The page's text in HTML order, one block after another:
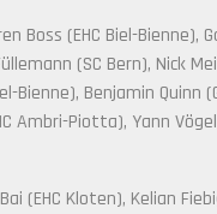
Boss (EHC Biel-Bienne),
(SC Bern), Nick
Bienne), Benjamin Quinn
Ambri-Piotta), Yann
(EHC Kloten), Kelian